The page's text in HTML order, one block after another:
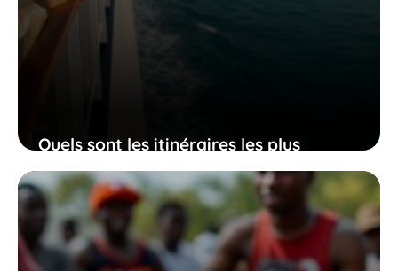
Quels sont les itinéraires les plus
populaires de Central Cruise dans les
Caraïbes ?
1 juillet 2026